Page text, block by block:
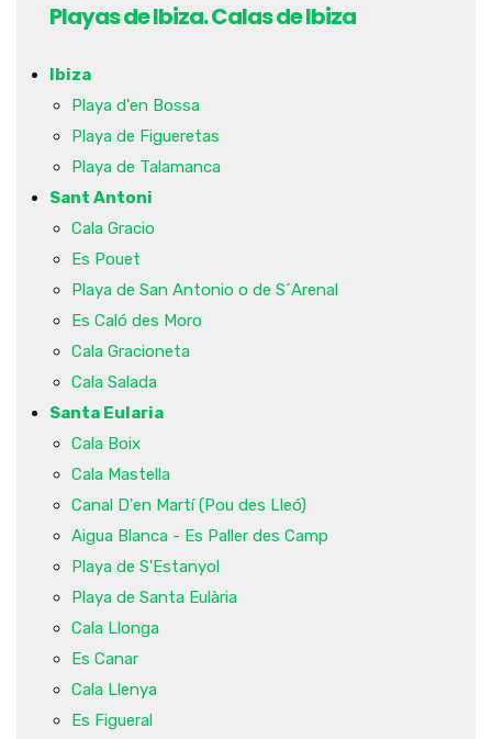
Playas de Ibiza. Calas de Ibiza
Ibiza
Playa d'en Bossa
Playa de Figueretas
Playa de Talamanca
Sant Antoni
Cala Gracio
Es Pouet
Playa de San Antonio o de S´Arenal
Es Caló des Moro
Cala Gracioneta
Cala Salada
Santa Eularia
Cala Boix
Cala Mastella
Canal D'en Martí (Pou des Lleó)
Aigua Blanca - Es Paller des Camp
Playa de S'Estanyol
Playa de Santa Eulària
Cala Llonga
Es Canar
Cala Llenya
Es Figueral